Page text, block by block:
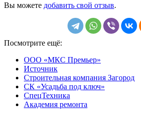
Вы можете добавить свой отзыв.
Посмотрите ещё:
ООО «МКС Премьер»
Источник
Строительная компания Загород
СК «Усадьба под ключ»
СпецТехника
Академия ремонта